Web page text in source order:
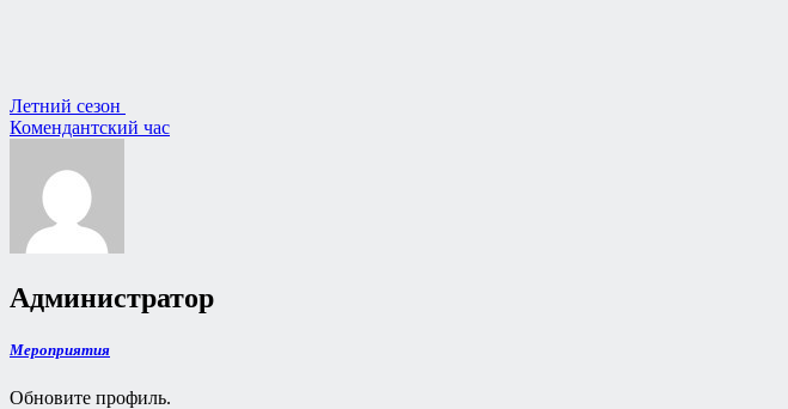
Навигация
по
записям
Летний сезон
Комендантский час
Администратор
Мероприятия
Обновите профиль.